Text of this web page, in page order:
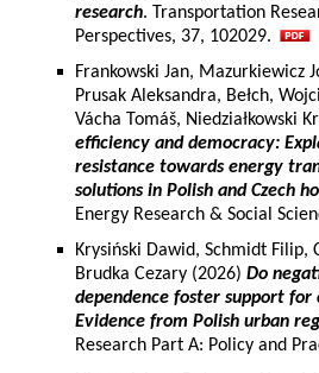
research. Transportation
Perspectives, 37, 102029.
Frankowski Jan, Mazurkiewicz
Prusak Aleksandra, Bełch,
Vácha Tomáš, Niedziałkowski
efficiency and democracy:
resistance towards energy
solutions in Polish and Czech
Energy Research & Social
Krysiński Dawid, Schmidt Filip,
Brudka Cezary (2026) Do
dependence foster support for
Evidence from Polish urban
Research Part A: Policy and